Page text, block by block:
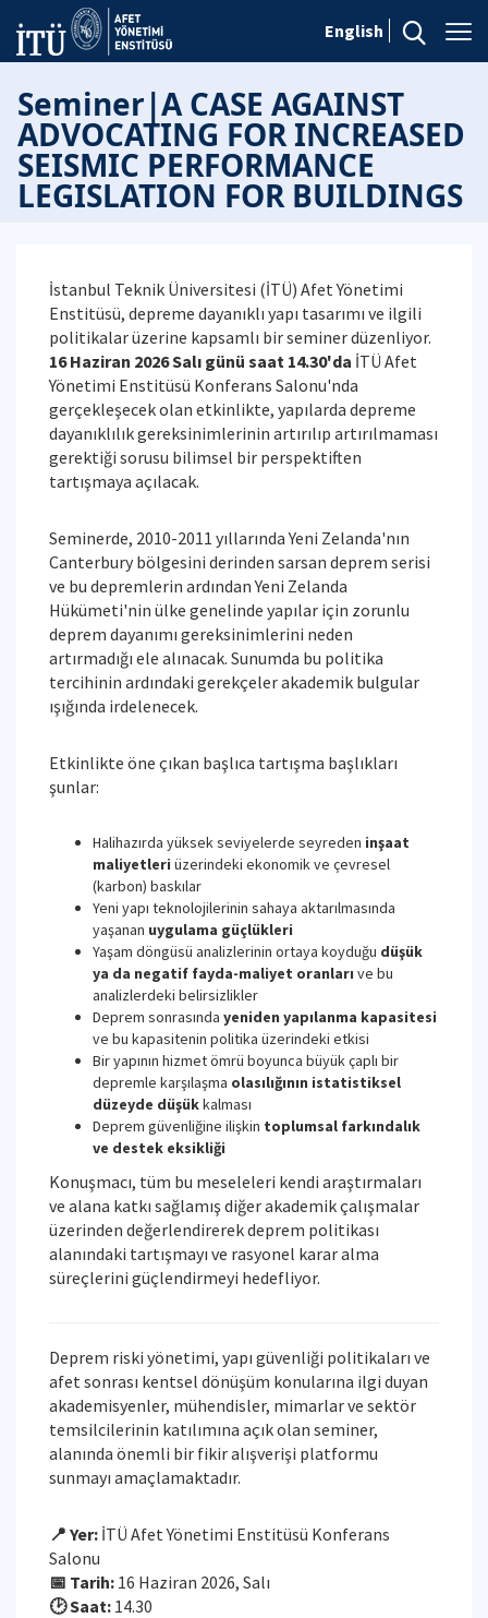
English
Seminer|A CASE AGAINST
ADVOCATING FOR INCREASED
SEISMIC PERFORMANCE
LEGISLATION FOR BUILDINGS
İstanbul Teknik Üniversitesi (İTÜ) Afet Yönetimi
Enstitüsü, depreme dayanıklı yapı tasarımı ve ilgili
politikalar üzerine kapsamlı bir seminer düzenliyor.
16 Haziran 2026 Salı günü saat 14.30'da İTÜ Afet
Yönetimi Enstitüsü Konferans Salonu'nda
gerçekleşecek olan etkinlikte, yapılarda depreme
dayanıklılık gereksinimlerinin artırılıp artırılmaması
gerektiği sorusu bilimsel bir perspektiften
tartışmaya açılacak.
Seminerde, 2010-2011 yıllarında Yeni Zelanda'nın
Canterbury bölgesini derinden sarsan deprem serisi
ve bu depremlerin ardından Yeni Zelanda
Hükümeti'nin ülke genelinde yapılar için zorunlu
deprem dayanımı gereksinimlerini neden
artırmadığı ele alınacak. Sunumda bu politika
tercihinin ardındaki gerekçeler akademik bulgular
ışığında irdelenecek.
Etkinlikte öne çıkan başlıca tartışma başlıkları
şunlar:
Halihazırda yüksek seviyelerde seyreden inşaat
maliyetleri üzerindeki ekonomik ve çevresel
(karbon) baskılar
Yeni yapı teknolojilerinin sahaya aktarılmasında
yaşanan uygulama güçlükleri
Yaşam döngüsü analizlerinin ortaya koyduğu düşük
ya da negatif fayda-maliyet oranları ve bu
analizlerdeki belirsizlikler
Deprem sonrasında yeniden yapılanma kapasitesi
ve bu kapasitenin politika üzerindeki etkisi
Bir yapının hizmet ömrü boyunca büyük çaplı bir
depremle karşılaşma olasılığının istatistiksel
düzeyde düşükkalması
Deprem güvenliğine ilişkin toplumsal farkındalık
ve destek eksikliği
Konuşmacı, tüm bu meseleleri kendi araştırmaları
ve alana katkı sağlamış diğer akademik çalışmalar
üzerinden değerlendirerek deprem politikası
alanındaki tartışmayı ve rasyonel karar alma
süreçlerini güçlendirmeyi hedefliyor.
Deprem riski yönetimi, yapı güvenliği politikaları ve
afet sonrası kentsel dönüşüm konularına ilgi duyan
akademisyenler, mühendisler, mimarlar ve sektör
temsilcilerinin katılımına açık olan seminer,
alanında önemli bir fikir alışverişi platformu
sunmayı amaçlamaktadır.
📍 Yer: İTÜ Afet Yönetimi Enstitüsü Konferans
Salonu
📅 Tarih: 16 Haziran 2026, Salı
🕑 Saat: 14.30